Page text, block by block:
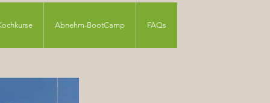
Abnehm-BootCamp FAQs